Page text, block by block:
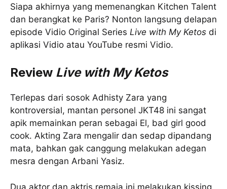
Siapa akhirnya yang memenangkan Kitchen Talent
dan berangkat ke Paris? Nonton langsung delapan
episode Vidio Original Series Live with My Ketos di
aplikasi Vidio atau YouTube resmi Vidio.
Review Live with My Ketos
Terlepas dari sosok Adhisty Zara yang
kontroversial, mantan personel JKT48 ini sangat
apik memainkan peran sebagai El, bad girl good
cook. Akting Zara mengalir dan sedap dipandang
mata, bahkan gak canggung melakukan adegan
mesra dengan Arbani Yasiz.
Dua aktor dan aktris remaja ini melakukan kissing